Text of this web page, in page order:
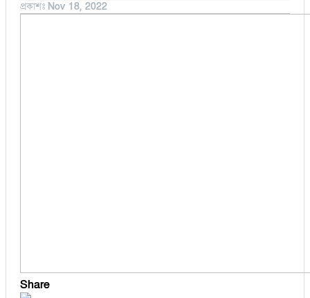
বুড়িচং
অর্থনীতি
প্রকাশঃ Nov 18, 2022
Share